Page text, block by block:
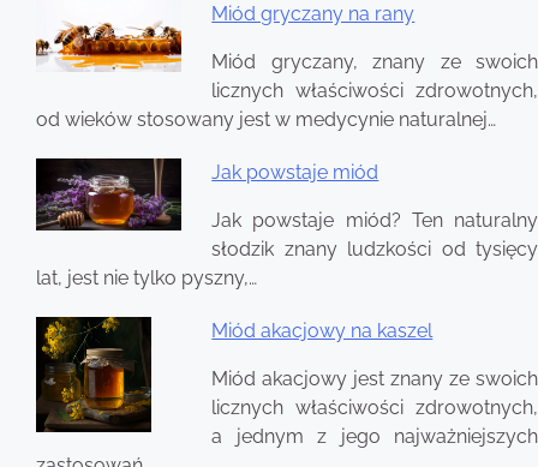
Miód gryczany na rany
Miód gryczany, znany ze swoich
licznych właściwości zdrowotnych,
od wieków stosowany jest w medycynie naturalnej…
Jak powstaje miód
Jak powstaje miód? Ten naturalny
słodzik znany ludzkości od tysięcy
lat, jest nie tylko pyszny,…
Miód akacjowy na kaszel
Miód akacjowy jest znany ze swoich
licznych właściwości zdrowotnych,
a jednym z jego najważniejszych